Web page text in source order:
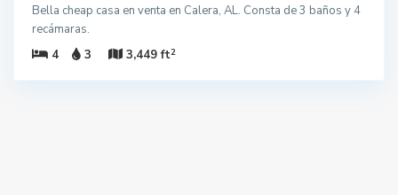
Bella cheap casa en venta en Calera, AL. Consta de 3 baños y 4
recámaras.
4
3 3,449 ft2